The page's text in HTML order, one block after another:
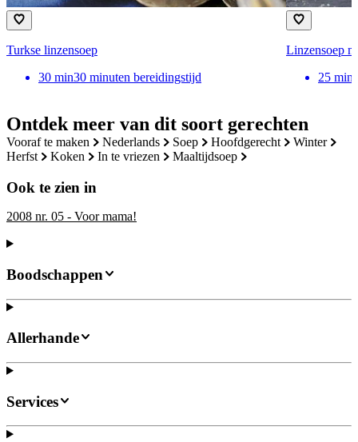
Ontdek meer van dit soort gerechten
vooraf te maken nederlands soep hoofdgerecht
winter
herfst
koken in te vriezen maaltijdsoep
Ook te zien in
2008 nr. 05 - Voor mama!
Turkse linzensoep
30 min30 minuten bereidingstijd
Linzensoep
25 min
Boodschappen
Allerhande
Services